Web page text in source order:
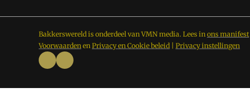
Bakkerswereld is onderdeel van VMN media. Lees inons manifest
VoorwaardenenPrivacy en Cookie beleid Privacy instellingen